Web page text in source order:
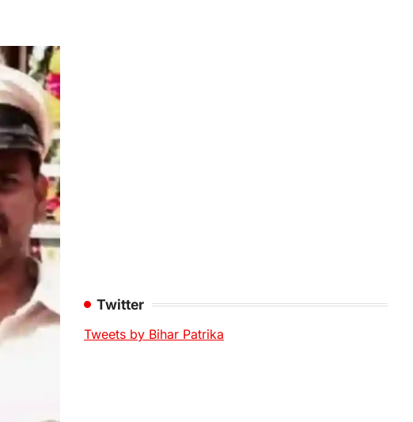
Twitter
Tweets by Bihar Patrika